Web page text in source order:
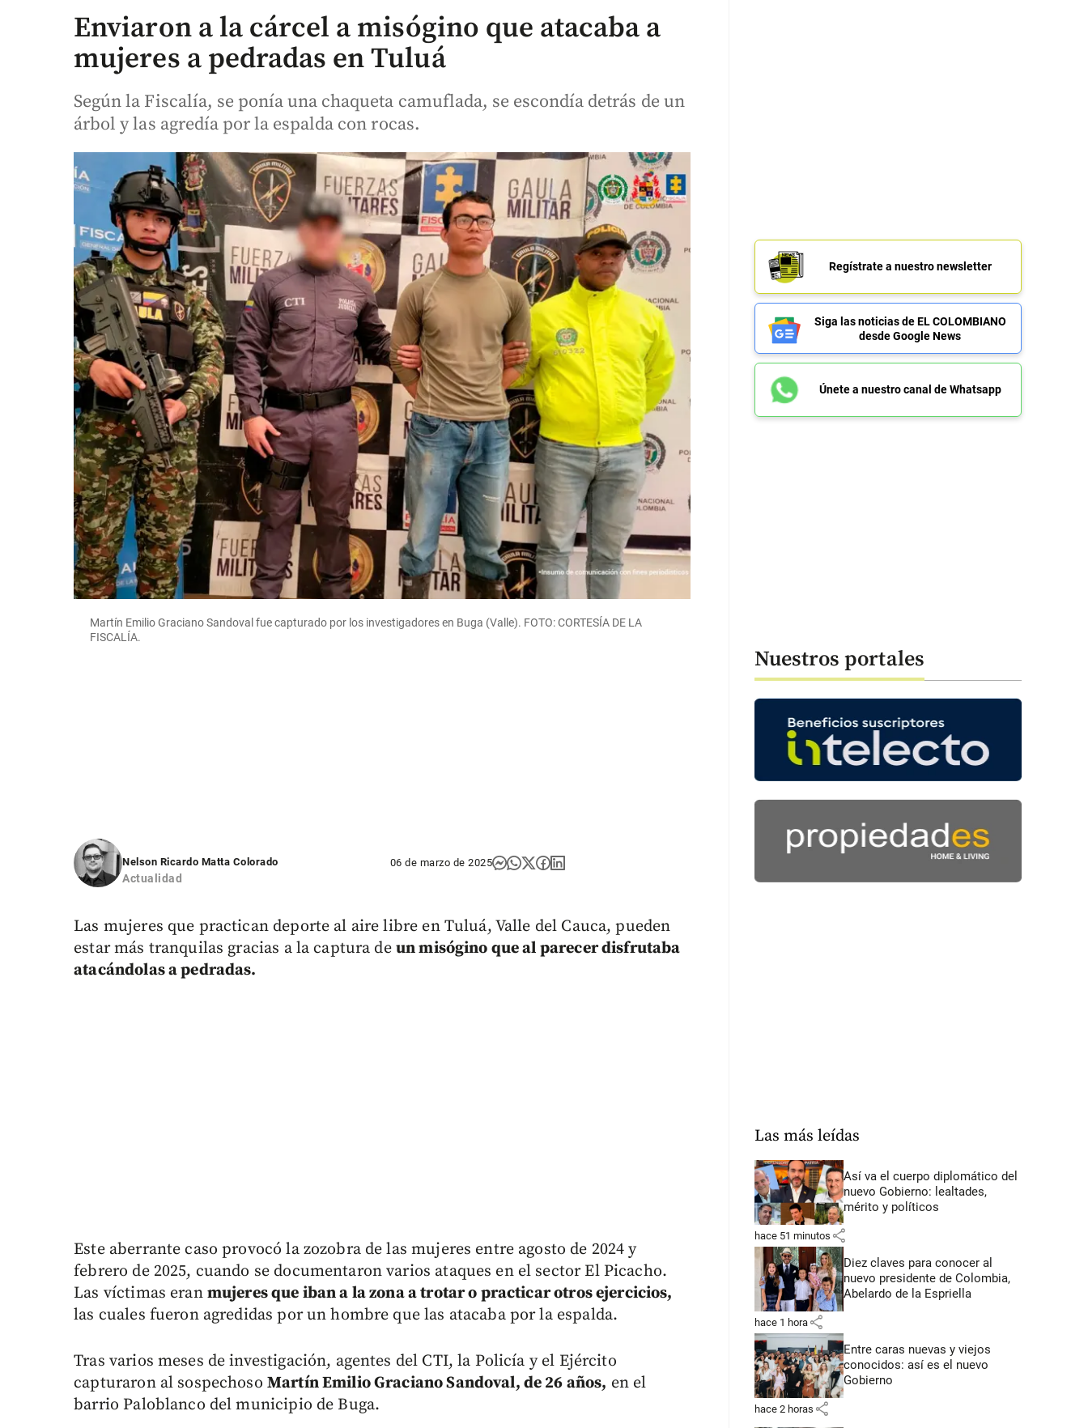
Enviaron a la cárcel a misógino que atacaba a
mujeres a pedradas en Tuluá
Según la Fiscalía, se ponía una chaqueta camuflada, se escondía detrás de un
árbol y las agredía por la espalda con rocas.
Martín Emilio Graciano Sandoval fue capturado por los investigadores en Buga (Valle). FOTO: CORTESÍA DE LA
FISCALÍA.
Nelson Ricardo Matta Colorado
Actualidad
06 de marzo de 2025
Las mujeres que practican deporte al aire libre en Tuluá, Valle del Cauca, pueden
estar más tranquilas gracias a la captura de un misógino que al parecer disfrutaba
atacándolas a pedradas.
Este aberrante caso provocó la zozobra de las mujeres entre agosto de 2024 y
febrero de 2025, cuando se documentaron varios ataques en el sector El Picacho.
Las víctimas eran mujeres que iban a la zona a trotar o practicar otros ejercicios,
las cuales fueron agredidas por un hombre que las atacaba por la espalda.
Tras varios meses de investigación, agentes del CTI, la Policía y el Ejército
capturaron al sospechoso Martín Emilio Graciano Sandoval, de 26 años, en el
barrio Paloblanco del municipio de Buga.
Regístrate a nuestro newsletter
Siga las noticias de EL COLOMBIANO
desde Google News
Únete a nuestro canal de Whatsapp
Nuestros portales
Las más leídas
Así va el cuerpo diplomático del
nuevo Gobierno: lealtades,
mérito y políticos
hace 51 minutos share
Diez claves para conocer al
nuevo presidente de Colombia,
Abelardo de la Espriella
hace 1 hora share
Entre caras nuevas y viejos
conocidos: así es el nuevo
Gobierno
hace 2 horas share